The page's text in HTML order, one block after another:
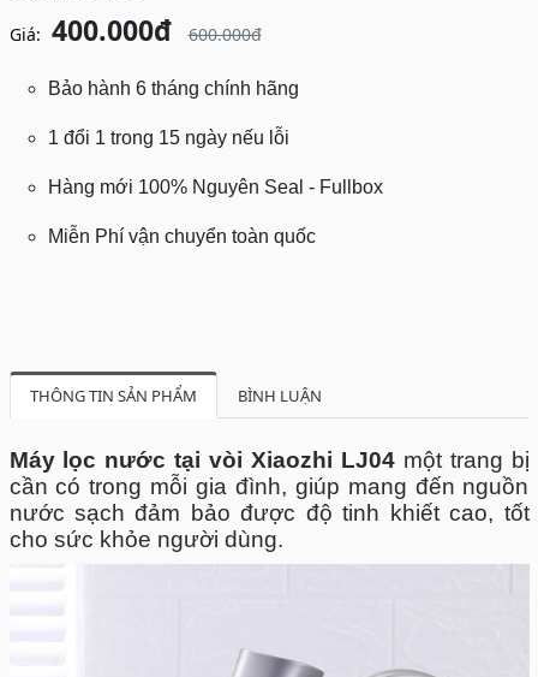
Giá: 400.000đ 600.000đ
Bảo hành 6 tháng chính hãng
1 đổi 1 trong 15 ngày nếu lỗi
Hàng mới 100% Nguyên Seal - Fullbox
Miễn Phí vận chuyển toàn quốc
THÔNG TIN SẢN PHẨM BÌNH LUẬN
Máy lọc nước tại vòi Xiaozhi LJ04 một trang bị
cần có trong mỗi gia đình, giúp mang đến nguồn
nước sạch đảm bảo được độ tinh khiết cao, tốt
cho sức khỏe người dùng.